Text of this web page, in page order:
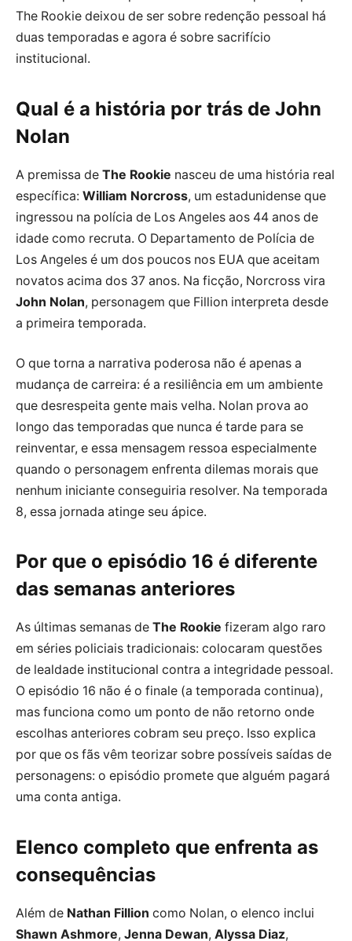
The Rookie deixou de ser sobre redenção pessoal há
duas temporadas e agora é sobre sacrifício
institucional.
Qual é a história por trás de John
Nolan
A premissa de The Rookie nasceu de uma história real
específica: William Norcross, um estadunidense que
ingressou na polícia de Los Angeles aos 44 anos de
idade como recruta. O Departamento de Polícia de
Los Angeles é um dos poucos nos EUA que aceitam
novatos acima dos 37 anos. Na ficção, Norcross vira
John Nolan, personagem que Fillion interpreta desde
a primeira temporada.
O que torna a narrativa poderosa não é apenas a
mudança de carreira: é a resiliência em um ambiente
que desrespeita gente mais velha. Nolan prova ao
longo das temporadas que nunca é tarde para se
reinventar, e essa mensagem ressoa especialmente
quando o personagem enfrenta dilemas morais que
nenhum iniciante conseguiria resolver. Na temporada
8, essa jornada atinge seu ápice.
Por que o episódio 16 é diferente
das semanas anteriores
As últimas semanas de The Rookie fizeram algo raro
em séries policiais tradicionais: colocaram questões
de lealdade institucional contra a integridade pessoal.
O episódio 16 não é o finale (a temporada continua),
mas funciona como um ponto de não retorno onde
escolhas anteriores cobram seu preço. Isso explica
por que os fãs vêm teorizar sobre possíveis saídas de
personagens: o episódio promete que alguém pagará
uma conta antiga.
Elenco completo que enfrenta as
consequências
Além de Nathan Fillion como Nolan, o elenco inclui
Shawn Ashmore, Jenna Dewan, Alyssa Diaz,